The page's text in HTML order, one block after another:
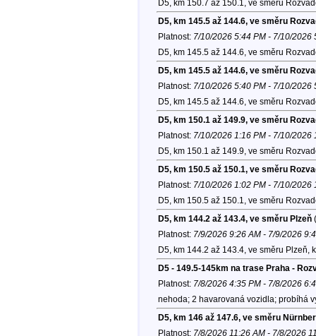
D5, km 150.7 až 150.1, ve směru
D5, km 145.5 až 144.6, ve směru
Platnost: 7/10/2026 5:44 PM - 7/10/2026
D5, km 145.5 až 144.6, ve směru
D5, km 145.5 až 144.6, ve směru
Platnost: 7/10/2026 5:40 PM - 7/10/2026
D5, km 145.5 až 144.6, ve směru
D5, km 150.1 až 149.9, ve směru
Platnost: 7/10/2026 1:16 PM - 7/10/2026
D5, km 150.1 až 149.9, ve směru
D5, km 150.5 až 150.1, ve směru
Platnost: 7/10/2026 1:02 PM - 7/10/2026
D5, km 150.5 až 150.1, ve směru
D5, km 144.2 až 143.4, ve směru Plzeň
Platnost: 7/9/2026 9:26 AM - 7/9/2026
D5, km 144.2 až 143.4, ve směru Plzeň,
D5 - 149.5-145km na trase Praha -
Platnost: 7/8/2026 4:35 PM - 7/8/2026
nehoda; 2 havarovaná vozidla; probíhá
D5, km 146 až 147.6, ve směru
Platnost: 7/8/2026 11:26 AM - 7/8/2026